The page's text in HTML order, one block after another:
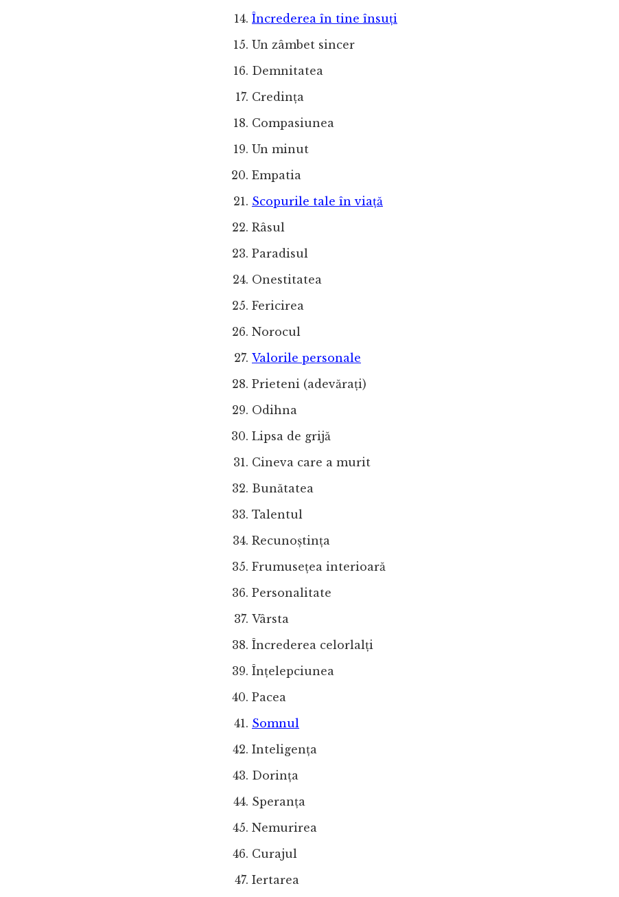
Încrederea în tine însuți
Un zâmbet sincer
Demnitatea
Credința
Compasiunea
Un minut
Empatia
Scopurile tale în viață
Râsul
Paradisul
Onestitatea
Fericirea
Norocul
Valorile personale
Prieteni (adevărați)
Odihna
Lipsa de grijă
Cineva care a murit
Bunătatea
Talentul
Recunoștința
Frumusețea interioară
Personalitate
Vârsta
Încrederea celorlalți
Înțelepciunea
Pacea
Somnul
Inteligența
Dorința
Speranța
Nemurirea
Curajul
Iertarea